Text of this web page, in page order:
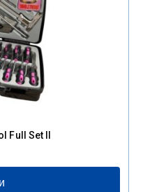
Full Set II